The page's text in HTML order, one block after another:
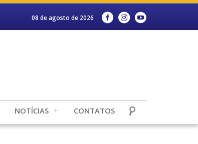
08 de agosto de 2026
NOTÍCIAS CONTATOS